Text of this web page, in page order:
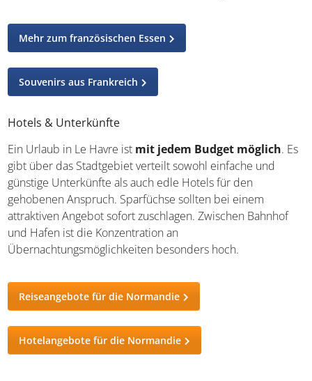
Mehr zum französischen Essen
Souvenirs aus Frankreich
Hotels & Unterkünfte
Ein Urlaub in Le Havre ist mit jedem Budget möglich. Es
gibt über das Stadtgebiet verteilt sowohl einfache und
günstige Unterkünfte als auch edle Hotels für den
gehobenen Anspruch. Sparfüchse sollten bei einem
attraktiven Angebot sofort zuschlagen. Zwischen Bahnhof
und Hafen ist die Konzentration an
Übernachtungsmöglichkeiten besonders hoch.
Reiseangebote für die Normandie
Hotelangebote für die Normandie